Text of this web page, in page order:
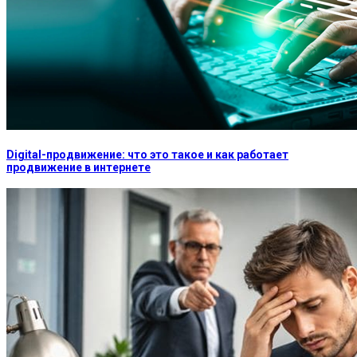
Digital-продвижение: что это такое и как работает
продвижение в интернете